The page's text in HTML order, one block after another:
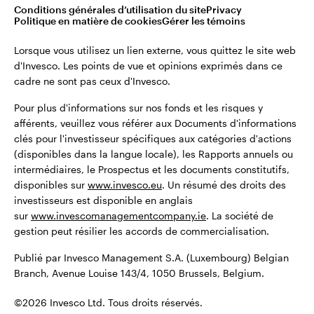
Belgique
English
Dutch
Contactez-nous
Restez connecté
Conditions générales d’utilisation du sitePrivacy
Politique en matière de cookiesGérer les témoins
Lorsque vous utilisez un lien externe, vous quittez le site web
d'Invesco. Les points de vue et opinions exprimés dans ce
cadre ne sont pas ceux d'Invesco.
Pour plus d'informations sur nos fonds et les risques y
afférents, veuillez vous référer aux Documents d'informations
clés pour l'investisseur spécifiques aux catégories d'actions
(disponibles dans la langue locale), les Rapports annuels ou
intermédiaires, le Prospectus et les documents constitutifs,
disponibles sur www.invesco.eu. Un résumé des droits des
investisseurs est disponible en anglais
sur www.invescomanagementcompany.ie. La société de
gestion peut résilier les accords de commercialisation.
Publié par Invesco Management S.A. (Luxembourg) Belgian
Branch, Avenue Louise 143/4, 1050 Brussels, Belgium.
©2026 Invesco Ltd. Tous droits réservés.